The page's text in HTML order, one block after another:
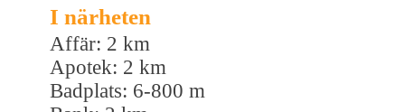
I närheten
Affär: 2 km
Apotek: 2 km
Badplats: 6-800 m